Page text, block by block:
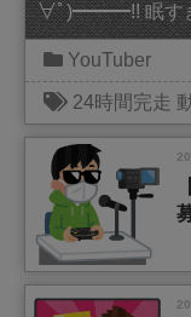
∀ﾟ)━━━!! 眠す
YouTuber
24時間完走